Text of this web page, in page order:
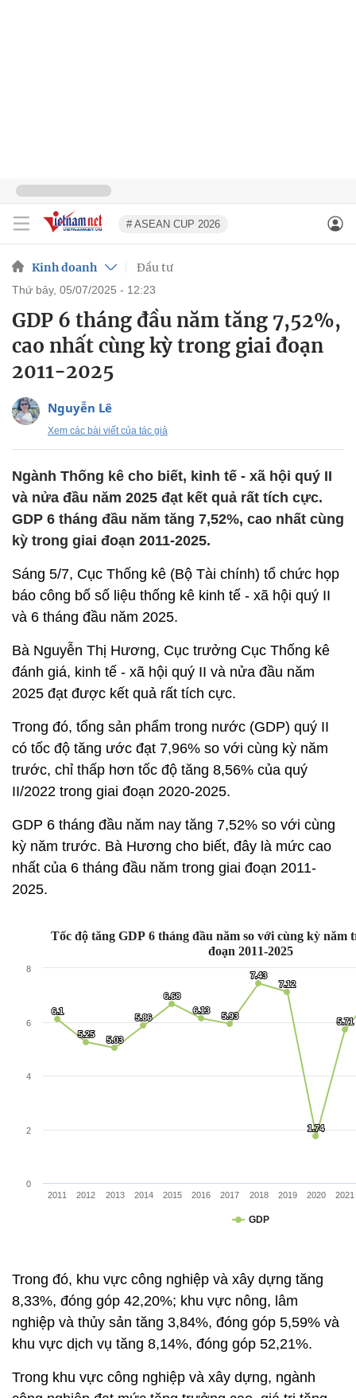
# ASEAN CUP 2026
Kinh doanh Đầu tư
thứ bảy, 05/07/2025 - 12:23
GDP 6 tháng đầu năm tăng 7,52%,
cao nhất cùng kỳ trong giai đoạn
2011-2025
Nguyễn Lê
Xem các bài viết của tác giả
Ngành Thống kê cho biết, kinh tế - xã hội quý II
và nửa đầu năm 2025 đạt kết quả rất tích cực.
GDP 6 tháng đầu năm tăng 7,52%, cao nhất cùng
kỳ trong giai đoạn 2011-2025.
Sáng 5/7, Cục Thống kê (Bộ Tài chính) tổ chức họp
báo công bố số liệu thống kê kinh tế - xã hội quý II
và 6 tháng đầu năm 2025.
Bà Nguyễn Thị Hương, Cục trưởng Cục Thống kê
đánh giá, kinh tế - xã hội quý II và nửa đầu năm
2025 đạt được kết quả rất tích cực.
Trong đó, tổng sản phẩm trong nước (GDP) quý II
có tốc độ tăng ước đạt 7,96% so với cùng kỳ năm
trước, chỉ thấp hơn tốc độ tăng 8,56% của quý
II/2022 trong giai đoạn 2020-2025.
GDP 6 tháng đầu năm nay tăng 7,52% so với cùng
kỳ năm trước. Bà Hương cho biết, đây là mức cao
nhất của 6 tháng đầu năm trong giai đoạn 2011-
2025.
Trong đó, khu vực công nghiệp và xây dựng tăng
8,33%, đóng góp 42,20%; khu vực nông, lâm
nghiệp và thủy sản tăng 3,84%, đóng góp 5,59% và
khu vực dịch vụ tăng 8,14%, đóng góp 52,21%.
Trong khu vực công nghiệp và xây dựng, ngành